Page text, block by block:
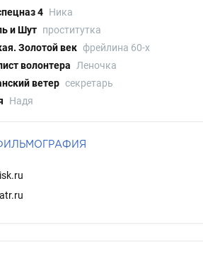
4 Ника
и Шут проститутка
Золотой век фрейлина 60-х
волонтера
Леночка
ветер секретарь
Надя